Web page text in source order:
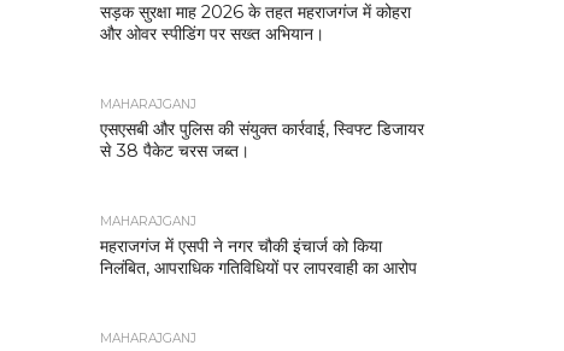
सड़क सुरक्षा माह 2026 के तहत महराजगंज में कोहरा
और ओवर स्पीडिंग पर सख्त अभियान।
MAHARAJGANJ
एसएसबी और पुलिस की संयुक्त कार्रवाई, स्विफ्ट डिजायर
से 38 पैकेट चरस जब्त।
MAHARAJGANJ
महराजगंज में एसपी ने नगर चौकी इंचार्ज को किया
निलंबित, आपराधिक गतिविधियों पर लापरवाही का आरोप
MAHARAJGANJ